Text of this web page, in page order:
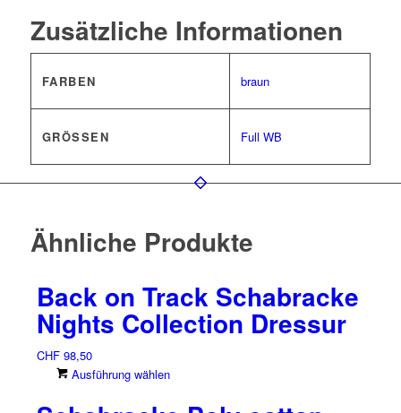
braun
Menge
Zusätzliche Informationen
FARBEN braun
GRÖSSEN Full WB
Ähnliche Produkte
Back on Track Schabracke
Nights Collection Dressur
CHF98,50
Ausführung wählen